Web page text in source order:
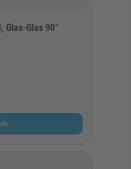
Glas-Glas 90°